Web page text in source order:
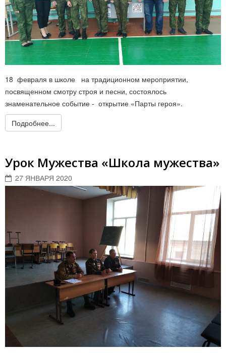
18 февраля в школе на традиционном мероприятии,
посвященном смотру строя и песни, состоялось
знаменательное событие - открытие «Парты героя».
Подробнее...
Урок Мужества «Школа мужества»
27 ЯНВАРЯ 2020